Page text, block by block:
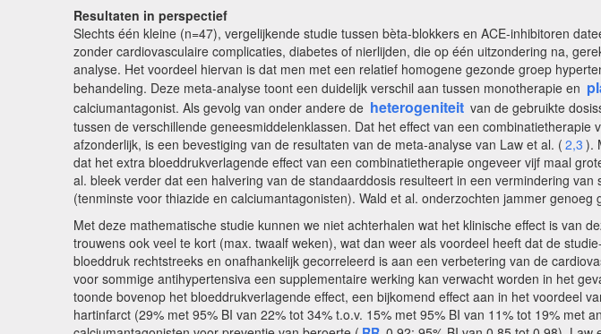
Resultaten in perspectief
Slechts één kleine (n=47), vergelijkende studie tussen bèta-blokkers en ACE-inhibitoren
zonder cardiovasculaire complicaties, diabetes of nierlijden, die op één uitzondering na,
analyse. Het voordeel hiervan is dat men met een relatief homogene gezonde groep
behandeling. Deze meta-analyse toont een duidelijk verschil aan tussen monotherapie en
calciumantagonist. Als gevolg van onder andere de heterogeniteit van de gebruikte
tussen de verschillende geneesmiddelenklassen. Dat het effect van een
afzonderlijk, is een bevestiging van de resultaten van de meta-analyse van Law et al. ( 2,3 ).
dat het extra bloeddrukverlagende effect van een combinatietherapie ongeveer vijf maal
al. bleek verder dat een halvering van de standaarddosis resulteert in een vermindering
(tenminste voor thiazide en calciumantagonisten). Wald et al. onderzochten jammer genoeg
Met deze mathematische studie kunnen we niet achterhalen wat het klinische effect is van
trouwens ook veel te kort (max. twaalf weken), wat dan weer als voordeel heeft dat de
bloeddruk rechtstreeks en onafhankelijk gecorreleerd is aan een verbetering van de
voor sommige antihypertensiva een supplementaire werking kan verwacht worden in het
toonde bovenop het bloeddrukverlagende effect, een bijkomend effect aan in het voordeel
hartinfarct (29% met 95% BI van 22% tot 34% t.o.v. 15% met 95% BI van 11% tot 19%